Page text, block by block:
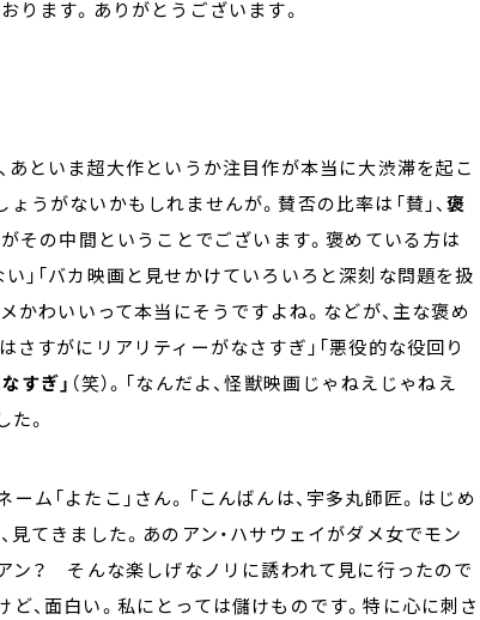
ります。ありがとうございます。
あといま超大作というか注目作が本当に大渋滞を起こ
うがないかもしれませんが。賛否の比率は「賛」、褒
その中間ということでございます。褒めている方は
」「バカ映画と見せかけていろいろと深刻な問題を扱
かわいいって本当にそうですよね。などが、主な褒め
さすがにリアリティーがなさすぎ」「悪役的な役回り
すぎ」 （笑）。「なんだよ、怪獣映画じゃねえじゃねえ
。
「よたこ」さん。「こんばんは、宇多丸師匠。はじめ
見てきました。あのアン・ハサウェイがダメ女でモン
ン？ そんな楽しげなノリに誘われて見に行ったので
、面白い。私にとっては儲けものです。特に心に刺さ